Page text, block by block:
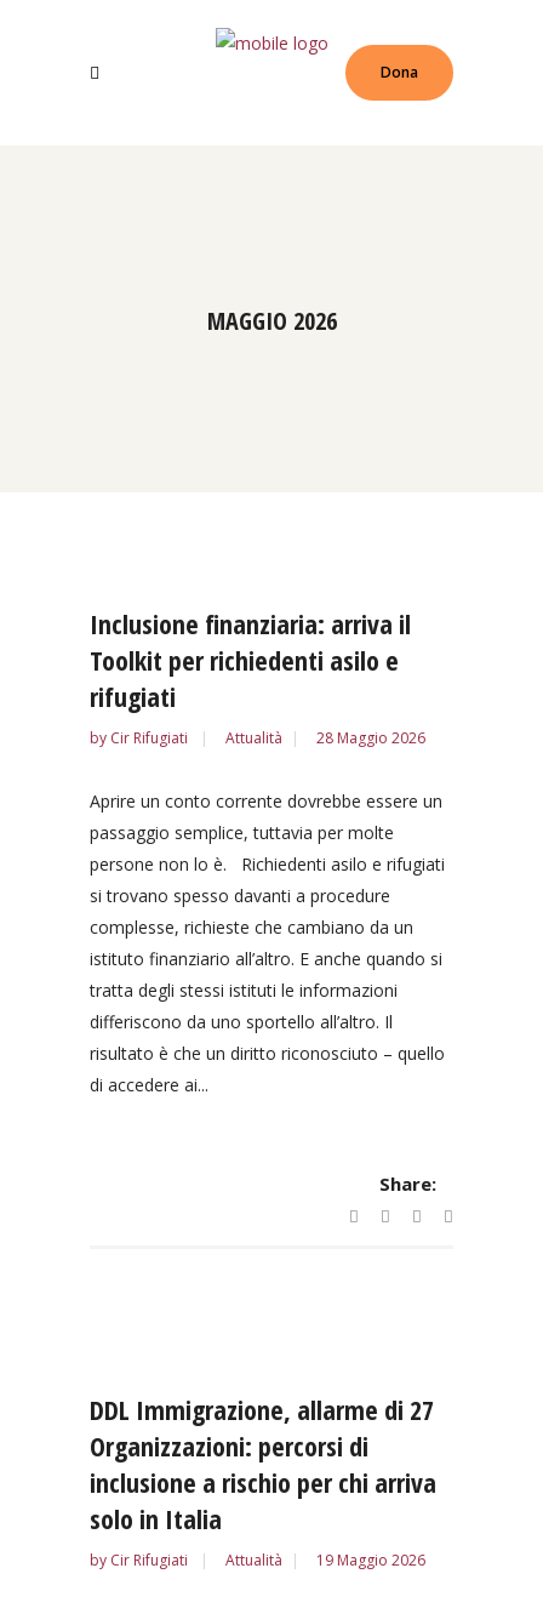
Dona
MAGGIO 2026
Inclusione finanziaria: arriva il
Toolkit per richiedenti asilo e
rifugiati
by Cir Rifugiati Attualità 28 Maggio 2026
Aprire un conto corrente dovrebbe essere un
passaggio semplice, tuttavia per molte
persone non lo è. Richiedenti asilo e rifugiati
si trovano spesso davanti a procedure
complesse, richieste che cambiano da un
istituto finanziario all’altro. E anche quando si
tratta degli stessi istituti le informazioni
differiscono da uno sportello all’altro. Il
risultato è che un diritto riconosciuto – quello
di accedere ai...
Share:
DDL Immigrazione, allarme di 27
Organizzazioni: percorsi di
inclusione a rischio per chi arriva
solo in Italia
by Cir Rifugiati Attualità 19 Maggio 2026